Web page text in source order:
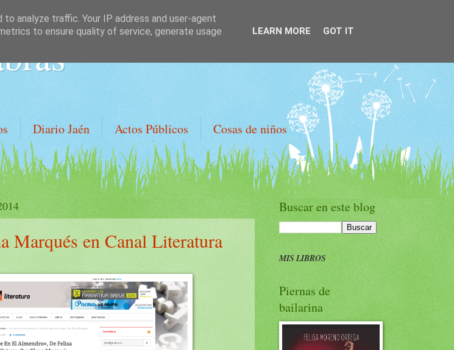
Diario Jaén Actos Públicos Cosas de niños
Marqués en Canal Literatura
Buscar en este blog
MIS LIBROS
Piernas de
bailarina
analyze traffic. Your IP address and user-agent
to ensure quality of service, generate usage
LEARN MORE GOT IT